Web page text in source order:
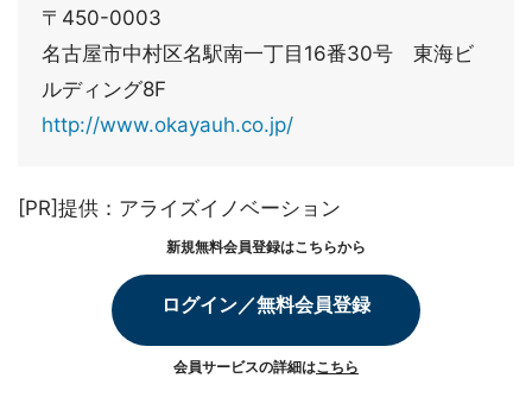
〒450-0003
名古屋市中村区名駅南一丁目16番30号 東海ビ
ルディング8F
http://www.okayauh.co.jp/
[PR]提供：アライズイノベーション
新規無料会員登録はこちらから
ログイン／無料会員登録
会員サービスの詳細はこちら